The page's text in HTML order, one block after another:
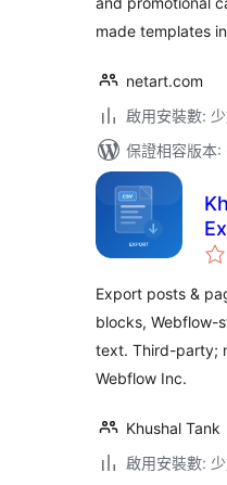
made templates
netart.com
啟用安裝數:
保證相容版本
Export posts &
blocks, Webflow-
text. Third-party;
Webflow Inc.
Khushal Tank
啟用安裝數: